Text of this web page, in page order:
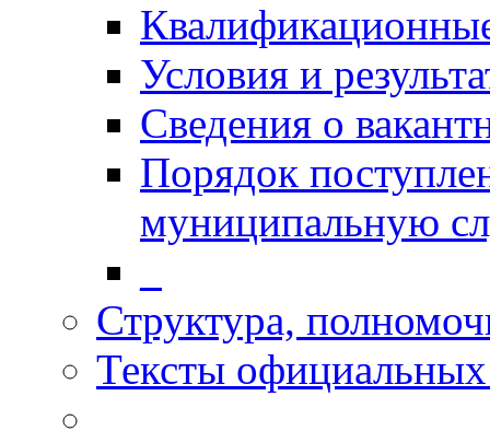
Условия и
Сведения о
Порядок
муниципальную
Структура,
Тексты